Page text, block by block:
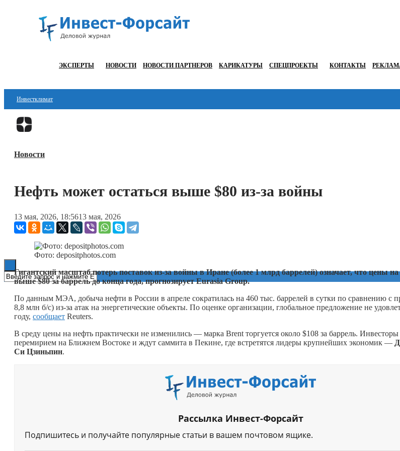
ЭКСПЕРТЫ НОВОСТИ НОВОСТИ ПАРТНЕРОВ КАРИКАТУРЫ СПЕЦПРОЕКТЫ КОНТАКТЫ
Инвестклимат
Финансы
Блокчейн
Технологии
ESG
Новости
Нефть может остаться выше $80 из-за войны
13 мая, 2026, 18:5613 мая, 2026
Фото: depositphotos.com
Гигантский масштаб потерь поставок из-за войны в Иране (более 1 млрд баррелей) означает, что цены на
выше $80 за баррель до конца года, прогнозирует Eurasia Group.
По данным МЭА, добыча нефти в России в апреле сократилась на 460 тыс. баррелей в сутки по сравнению с
8,8 млн б/с) из-за атак на энергетические объекты. По оценке организации, глобальное предложение не
году, сообщает Reuters.
В среду цены на нефть практически не изменились — марка Brent торгуется около $108 за баррель. Инвесторы
перемирием на Ближнем Востоке и ждут саммита в Пекине, где встретятся лидеры крупнейших экономик —
Си Цзиньпин.
Рассылка Инвест-Форсайт
Подпишитесь и получайте популярные статьи в вашем почтовом ящике.